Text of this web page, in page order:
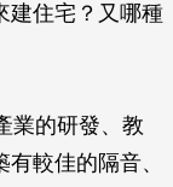
建住宅？又哪種
業的研發、教
較佳的隔音、